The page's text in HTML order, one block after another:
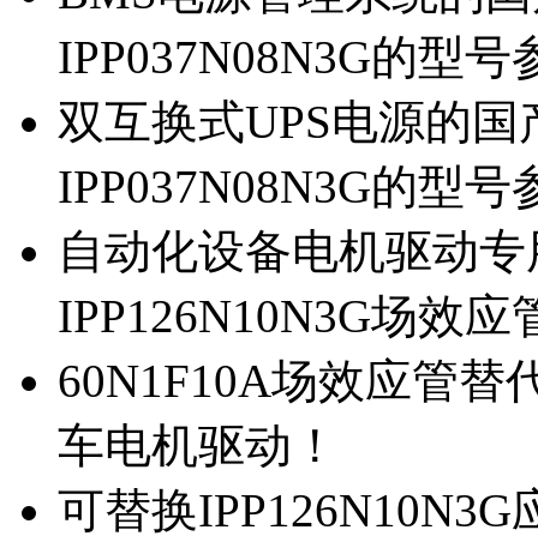
IPP037N08N3G的型号
双互换式UPS电源的
IPP037N08N3G的型号
自动化设备电机驱动
IPP126N10N3G场效应
60N1F10A场效应管替
车电机驱动！
可替换